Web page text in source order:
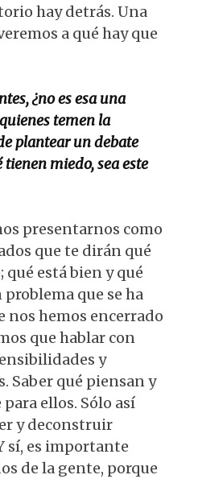
hay detrás. Una
a qué hay que
¿no es esa una
temen la
plantear un debate
tienen miedo, sea este
presentarnos como
que te dirán qué
qué está bien y qué
problema que se ha
nos hemos encerrado
que hablar con
y
Saber qué piensan y
ellos. Sólo así
y deconstruir
sí, es importante
de la gente, porque